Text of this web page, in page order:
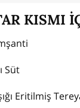
KISMI
Süt
Eritilmiş